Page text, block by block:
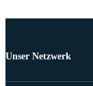
Unser Netzwerk